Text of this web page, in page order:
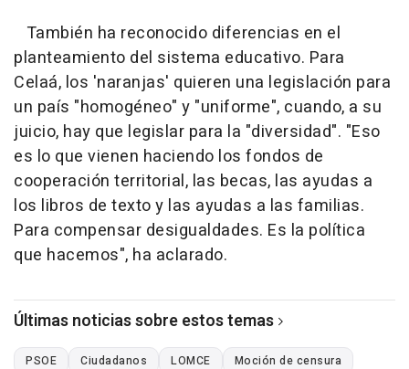
También ha reconocido diferencias en el
planteamiento del sistema educativo. Para
Celaá, los 'naranjas' quieren una legislación para
un país "homogéneo" y "uniforme", cuando, a su
juicio, hay que legislar para la "diversidad". "Eso
es lo que vienen haciendo los fondos de
cooperación territorial, las becas, las ayudas a
los libros de texto y las ayudas a las familias.
Para compensar desigualdades. Es la política
que hacemos", ha aclarado.
Últimas noticias sobre estos temas
PSOE Ciudadanos LOMCE
Moción de censura